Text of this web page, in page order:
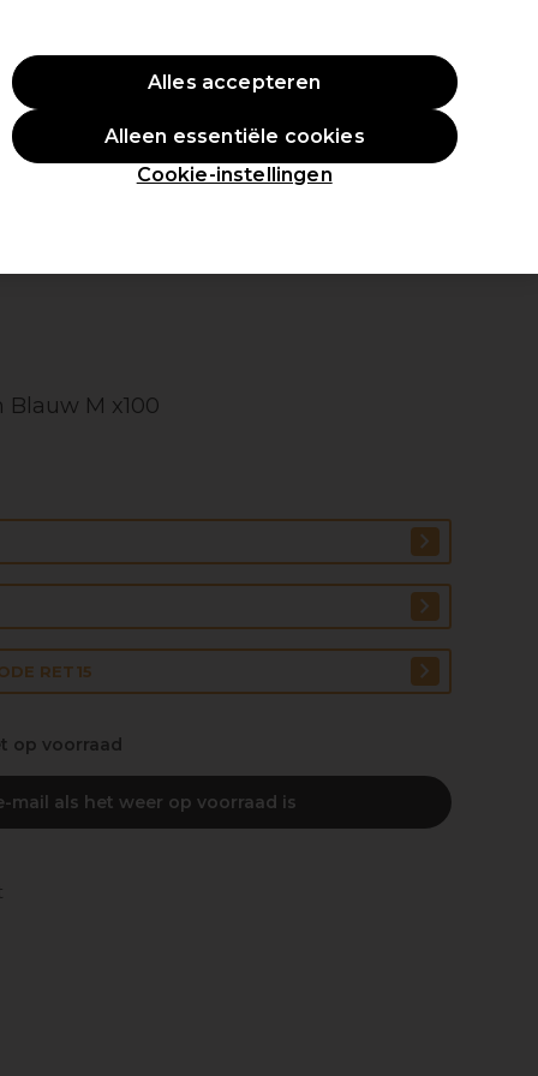
Aanmelden
Inspiratie Professionele Awards
Blauw M x100
RET15
op voorraad
mail als het weer op voorraad is
Cookie-instellingen
Alleen essentiële cookies
Alles accepteren